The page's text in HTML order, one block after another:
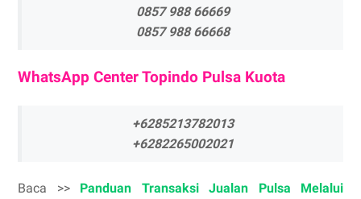
0857 988 66669
0857 988 66668
WhatsApp Center Topindo Pulsa Kuota
+6285213782013
+6282265002021
Baca >> Panduan Transaksi Jualan Pulsa Melalui